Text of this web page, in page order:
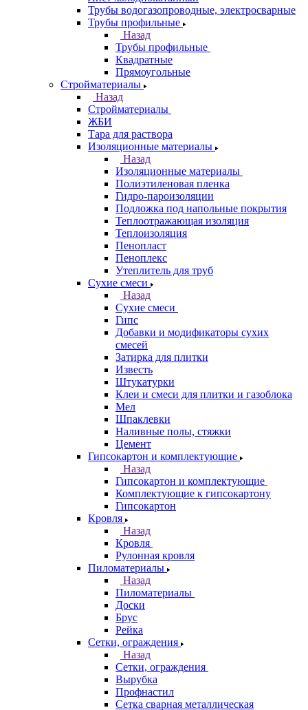
Трубы водогазопроводные, электросварные
Трубы профильные
Назад
Трубы профильные
Квадратные
Прямоугольные
Стройматериалы
Назад
Стройматериалы
ЖБИ
Тара для раствора
Изоляционные материалы
Назад
Изоляционные материалы
Полиэтиленовая пленка
Гидро-пароизоляции
Подложка под напольные покрытия
Теплоотражающая изоляция
Теплоизоляция
Пенопласт
Пеноплекс
Утеплитель для труб
Сухие смеси
Назад
Сухие смеси
Гипс
Добавки и модификаторы сухих
смесей
Затирка для плитки
Известь
Штукатурки
Клеи и смеси для плитки и газоблока
Мел
Шпаклевки
Наливные полы, стяжки
Цемент
Гипсокартон и комплектующие
Назад
Гипсокартон и комплектующие
Комплектующие к гипсокартону
Гипсокартон
Кровля
Назад
Кровля
Рулонная кровля
Пиломатериалы
Назад
Пиломатериалы
Доски
Брус
Рейка
Сетки, ограждения
Назад
Сетки, ограждения
Вырубка
Профнастил
Сетка сварная металлическая